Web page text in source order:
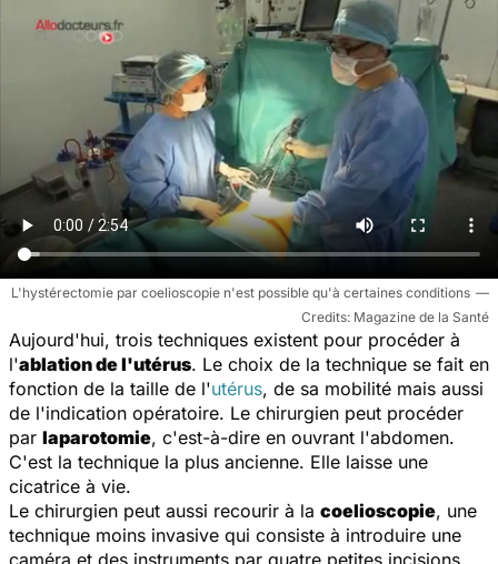
L'hystérectomie par coelioscopie n'est possible qu'à certaines conditions
Magazine de la Santé
Aujourd'hui, trois techniques existent pour procéder à
l'ablation de l'utérus. Le choix de la technique se fait en
fonction de la taille de l'utérus, de sa mobilité mais aussi
de l'indication opératoire. Le chirurgien peut procéder
par laparotomie, c'est-à-dire en ouvrant l'abdomen.
C'est la technique la plus ancienne. Elle laisse une
cicatrice à vie.
Le chirurgien peut aussi recourir à la coelioscopie, une
technique moins invasive qui consiste à introduire une
caméra et des instruments par quatre petites incisions